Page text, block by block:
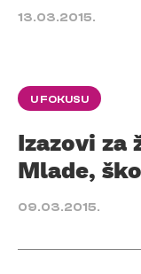
13.03.2015.
U FOKUSU
Izazovi za
Mlade,
09.03.2015.